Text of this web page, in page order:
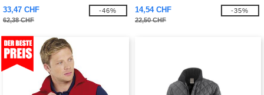
33,47 CHF
62,38 CHF
-46% 14,54 CHF
22,50 CHF
-35%